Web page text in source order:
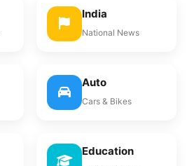
India
National News
Auto
Cars & Bikes
Education